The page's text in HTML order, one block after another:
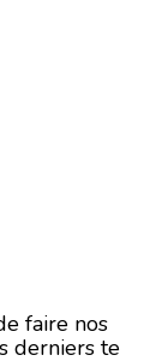
faire nos
derniers te